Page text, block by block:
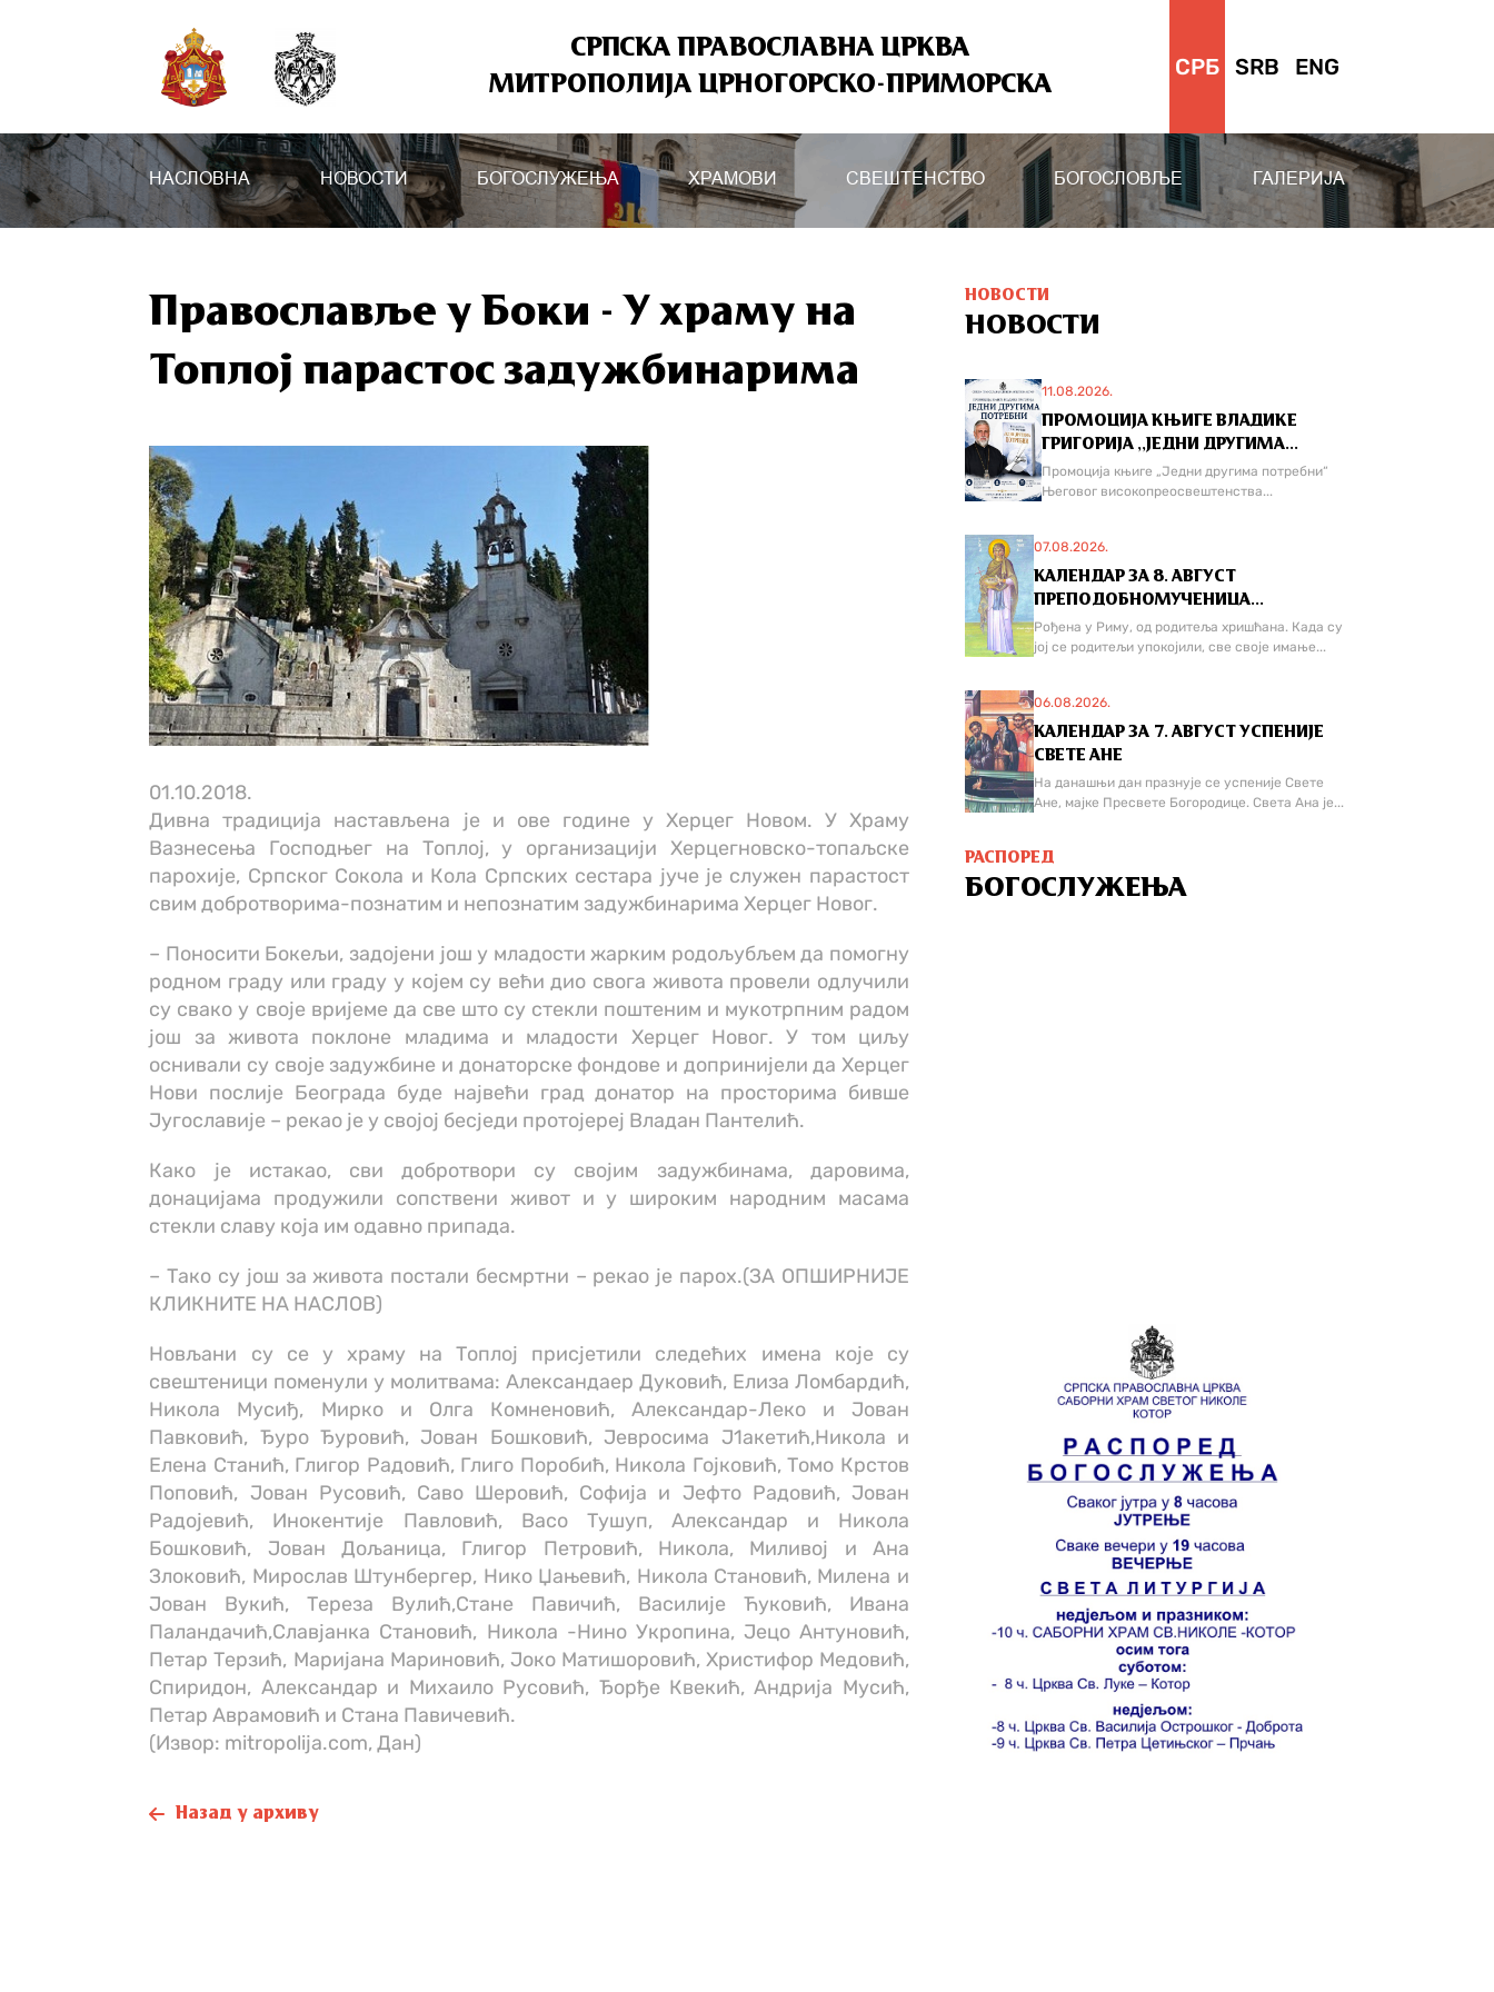
СРПСКА ПРАВОСЛАВНА ЦРКВА
МИТРОПОЛИЈА ЦРНОГОРСКО-ПРИМОРСКА
СРБ SRB ENG
НАСЛОВНА НОВОСТИ БОГОСЛУЖЕЊА ХРАМОВИ СВЕШТЕНСТВО БОГОСЛОВЉЕ ГАЛЕРИЈА
Православље у Боки - У храму на
Топлој парастос задужбинарима
01.10.2018.
Дивна традиција настављена је и ове године у Херцег Новом. У Храму
Вазнесења Господњег на Топлој, у организацији Херцегновско-топаљске
парохије, Српског Сокола и Кола Српских сестара јуче је служен парастост
свим добротворима-познатим и непознатим задужбинарима Херцег Новог.
– Поносити Бокељи, задојени још у младости жарким родољубљем да помогну
родном граду или граду у којем су већи дио свога живота провели одлучили
су свако у своје вријеме да све што су стекли поштеним и мукотрпним радом
још за живота поклоне младима и младости Херцег Новог. У том циљу
оснивали су своје задужбине и донаторске фондове и допринијели да Херцег
Нови послије Београда буде највећи град донатор на просторима бивше
Југославије – рекао је у својој бесједи протојереј Владан Пантелић.
Како је истакао, сви добротвори су својим задужбинама, даровима,
донацијама продужили сопствени живот и у широким народним масама
стекли славу која им одавно припада.
– Тако су још за живота постали бесмртни – рекао је парох.(ЗА ОПШИРНИЈЕ
КЛИКНИТЕ НА НАСЛОВ)
Новљани су се у храму на Топлој присјетили следећих имена које су
свештеници поменули у молитвама: Александаер Дуковић, Елиза Ломбардић,
Никола Мусиђ, Мирко и Олга Комненовић, Александар-Леко и Јован
Павковић, Ђуро Ђуровић, Јован Бошковић, Јевросима Ј1акетић,Никола и
Елена Станић, Глигор Радовић, Глиго Поробић, Никола Гојковић, Томо Крстов
Поповић, Јован Русовић, Саво Шеровић, Софија и Јефто Радовић, Јован
Радојевић, Инокентије Павловић, Васо Тушуп, Александар и Никола
Бошковић, Јован Дољаница, Глигор Петровић, Никола, Миливој и Ана
Злоковић, Мирослав Штунбергер, Нико Џањевић, Никола Становић, Милена и
Јован Вукић, Тереза Вулић,Стане Павичић, Василије Ћуковић, Ивана
Паландачић,Славјанка Становић, Никола -Нино Укропина, Јецо Антуновић,
Петар Терзић, Маријана Мариновић, Јоко Матишоровић, Христифор Медовић,
Спиридон, Александар и Михаило Русовић, Ђорђе Квекић, Андрија Мусић,
Петар Аврамовић и Стана Павичевић.
(Извор: mitropolija.com, Дан)
Назад у архиву
НОВОСТИ
НОВОСТИ
11.08.2026.
ПРОМОЦИЈА КЊИГЕ ВЛАДИКЕ
ГРИГОРИЈА ,,ЈЕДНИ ДРУГИМА...
Промоција књиге „Једни другима потребни“
Његовог високопреосвештенства...
07.08.2026.
КАЛЕНДАР ЗА 8. АВГУСТ
ПРЕПОДОБНОМУЧЕНИЦА...
Рођена у Риму, од родитеља хришћана. Када су
јој се родитељи упокојили, све своје имање...
06.08.2026.
КАЛЕНДАР ЗА 7. АВГУСТ УСПЕНИЈЕ
СВЕТЕ АНЕ
На данашњи дан празнује се успеније Свете
Ане, мајке Пресвете Богородице. Света Ана је...
РАСПОРЕД
БОГОСЛУЖЕЊА